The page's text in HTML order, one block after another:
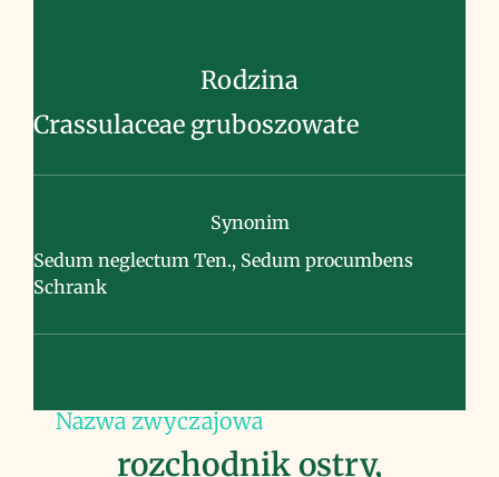
Rodzina
Crassulaceae gruboszowate
Synonim
Sedum neglectum Ten., Sedum procumbens
Schrank
Nazwa zwyczajowa
rozchodnik ostry,